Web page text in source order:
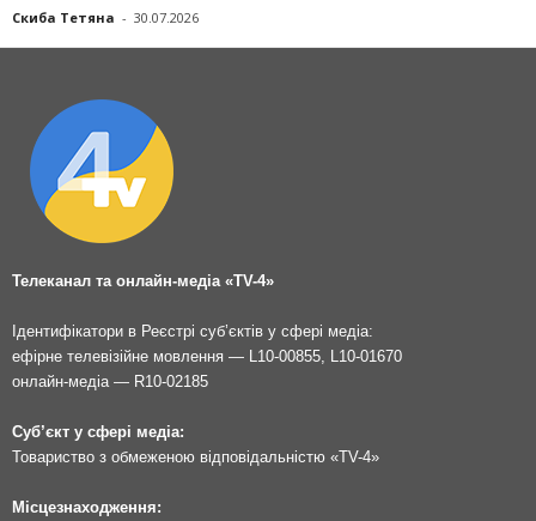
Скиба Тетяна - 30.07.2026
Телеканал та онлайн-медіа «TV-4»
Ідентифікатори в Реєстрі суб’єктів у сфері медіа:
ефірне телевізійне мовлення — L10-00855, L10-01670
онлайн-медіа — R10-02185
Суб’єкт у сфері медіа:
Товариство з обмеженою відповідальністю «TV-4»
Місцезнаходження: